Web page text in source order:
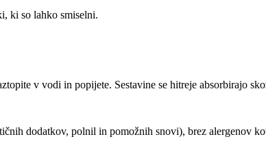
ki so lahko smiselni.
v vodi in popijete. Sestavine se hitreje absorbirajo
dodatkov, polnil in pomožnih snovi), brez alergenov